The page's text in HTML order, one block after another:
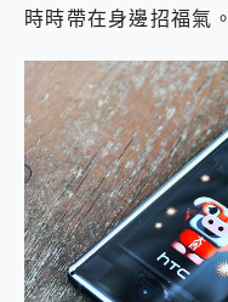
時時帶在身邊招福氣。